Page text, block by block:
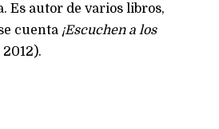
Es autor de varios libros,
cuenta ¡Escuchen a los